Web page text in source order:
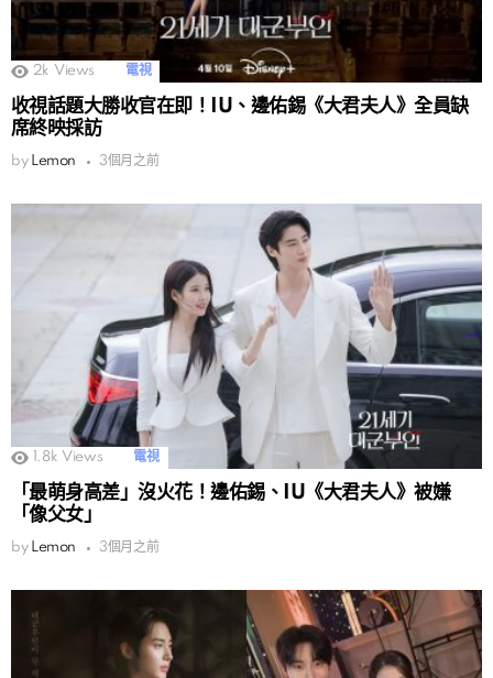
2k Views 電視
收視話題大勝收官在即！IU、邊佑錫《大君夫人》全員缺
席終映採訪
by Lemon 3個月之前
1.8k Views 電視
「最萌身高差」沒火花！邊佑錫、IU《大君夫人》被嫌
「像父女」
by Lemon 3個月之前